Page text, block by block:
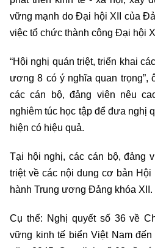
vững mạnh do Đại hội XII của
việc tổ chức thành công Đại hội
“Hội nghị quán triệt, triển khai
ương 8 có ý nghĩa quan trọng”,
các cán bộ, đảng viên nêu
nghiêm túc học tập để đưa nghị
hiện có hiệu quả.
Tại hội nghị, các cán bộ, đảng
triệt về các nội dung cơ bản
hành Trung ương Đảng khóa XII.
Cụ thể: Nghị quyết số 36 về
vững kinh tế biển Việt Nam